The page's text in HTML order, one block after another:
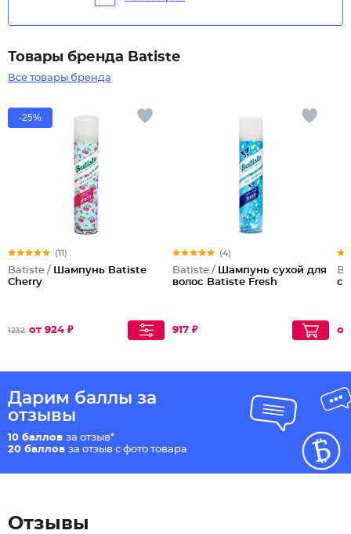
Товары бренда Batiste
Все товары бренда
-25%
(11)
Batiste / Шампунь Batiste
Cherry
1232 от 924 ₽
(4)
Batiste / Шампунь сухой для
волос Batiste Fresh
917 ₽ от
Дарим баллы за
отзывы
10 баллов за отзыв*
20 баллов за отзыв с фото товара
Отзывы